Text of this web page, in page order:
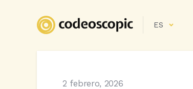
ES
2 febrero, 2026